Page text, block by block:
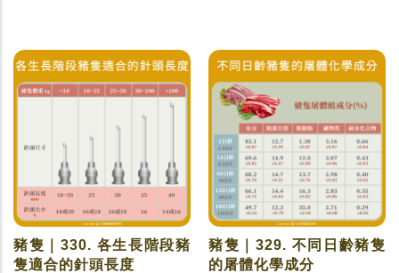
豬隻｜330. 各生長階段豬
隻適合的針頭長度
豬隻｜329. 不同日齡豬隻
的屠體化學成分